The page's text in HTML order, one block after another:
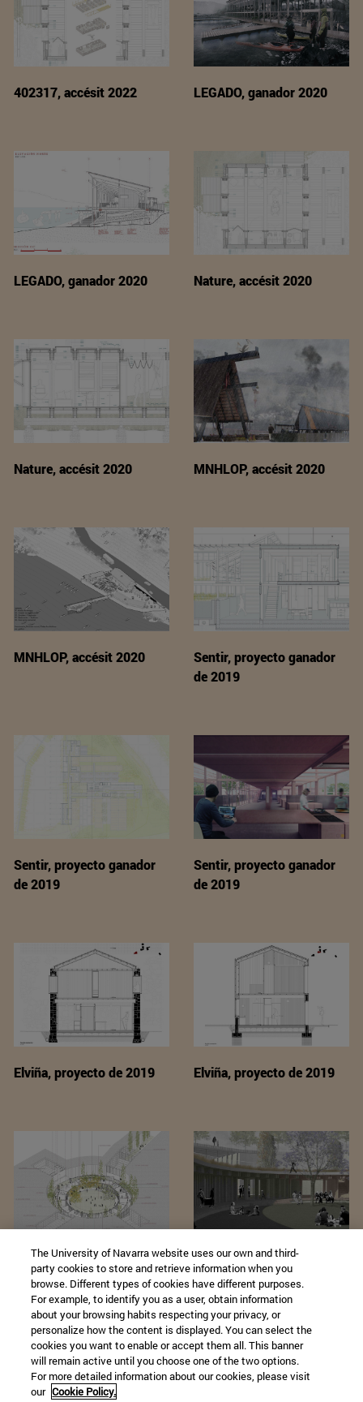
402317, accésit 2022 LEGADO, ganador 2020
LEGADO, ganador 2020 Nature, accésit 2020
Nature, accésit 2020 MNHLOP, accésit 2020
MNHLOP, accésit 2020
Sentir, proyecto ganador
de 2019
Sentir, proyecto ganador
de 2019
Sentir, proyecto ganador
de 2019
Elviña, proyecto de 2019 Elviña, proyecto de 2019
C.E.J., proyecto de 2019 C.E.J., proyecto de 2019
The University of Navarra website uses our own and third-
party cookies to store and retrieve information when you
browse. Different types of cookies have different purposes.
For example, to identify you as a user, obtain information
about your browsing habits respecting your privacy, or
personalize how the content is displayed. You can select the
cookies you want to enable or accept them all. This banner
will remain active until you choose one of the two options.
For more detailed information about our cookies, please visit
our Cookie Policy.